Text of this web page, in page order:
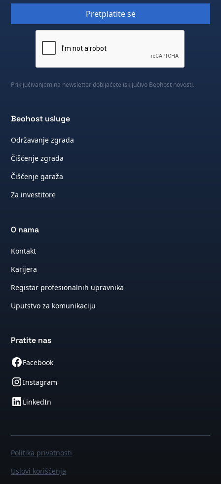
Priključivanjem na newsletter dobijaćete isključivo Beohost novosti.
Beohost usluge
Održavanje zgrada
Čišćenje zgrada
Čišćenje garaža
Za investitore
O nama
Kontakt
Karijera
Registar profesionalnih upravnika
Uputstvo za komunikaciju
Pratite nas
Facebook
Instagram
LinkedIn
Politika privatnosti
Uslovi korišćenja